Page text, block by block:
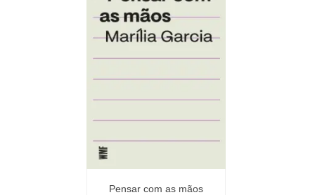
Pensar com as mãos